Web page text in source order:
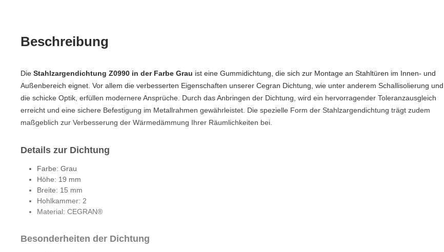
Beschreibung
Die Stahlzargendichtung Z0990 in der Farbe Grau ist eine Gummidichtung, die sich zur Montage an Stahltüren im Innen- und
Außenbereich eignet. Vor allem die verbesserten Eigenschaften unserer Cegran Dichtung, wie unter anderem Schallisolierung und
die schicke Optik, erfüllen modernere Ansprüche. Durch das Anbringen der Dichtung, wird ein hervorragender Toleranzausgleich
erreicht und eine sichere Befestigung im Metallrahmen gewährleistet. Die spezielle Form der Stahlzargendichtung trägt zudem
maßgeblich zur Verbesserung der Wärmedämmung Ihrer Räumlichkeiten bei.
Details zur Dichtung
Farbe: Grau
Höhe: 19 mm
Breite: 15 mm
Hohlkammer: 2
Material: CEGRAN®
Besonderheiten der Dichtung